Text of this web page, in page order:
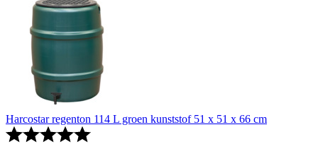
Harcostar regenton 114 L groen kunststof 51 x 51 x 66 cm